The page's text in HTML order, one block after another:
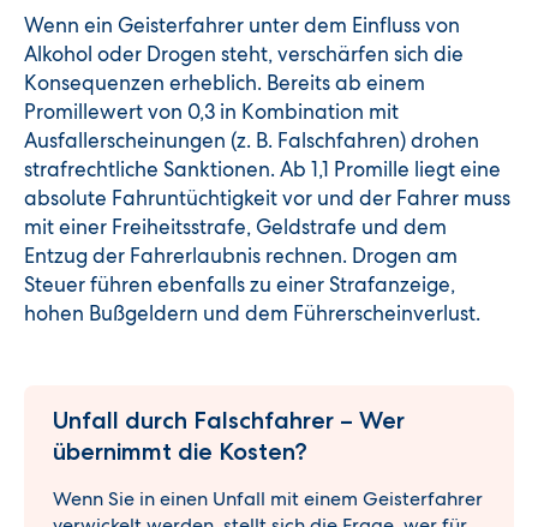
Wenn ein Geisterfahrer unter dem Einfluss von
Alkohol oder Drogen steht, verschärfen sich die
Konsequenzen erheblich. Bereits ab einem
Promillewert von 0,3 in Kombination mit
Ausfallerscheinungen (z. B. Falschfahren) drohen
strafrechtliche Sanktionen. Ab 1,1 Promille liegt eine
absolute Fahruntüchtigkeit vor und der Fahrer muss
mit einer Freiheitsstrafe, Geldstrafe und dem
Entzug der Fahrerlaubnis rechnen. Drogen am
Steuer führen ebenfalls zu einer Strafanzeige,
hohen Bußgeldern und dem Führerscheinverlust.
Unfall durch Falschfahrer – Wer
übernimmt die Kosten?
Wenn Sie in einen Unfall mit einem Geisterfahrer